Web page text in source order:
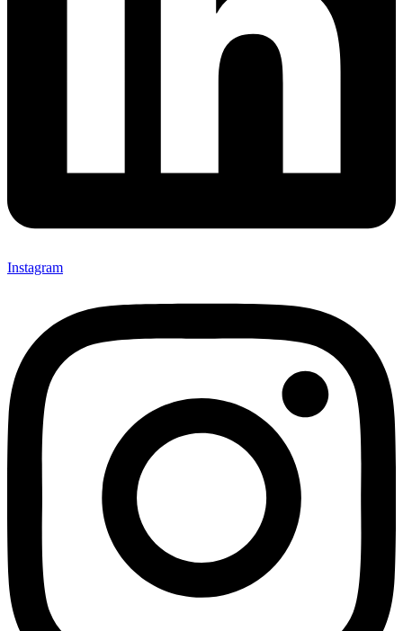
Instagram